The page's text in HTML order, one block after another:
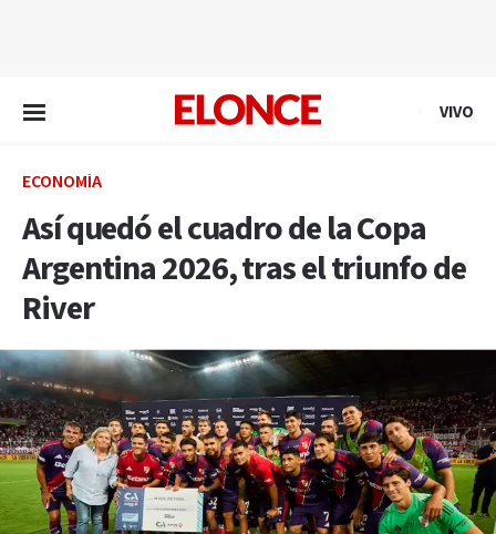
VIVO
ECONOMÍA
Así quedó el cuadro de la Copa
Argentina 2026, tras el triunfo de
River